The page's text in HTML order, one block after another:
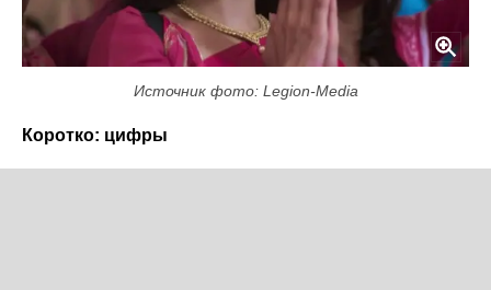
Источник фото: Legion-Media
Коротко: цифры